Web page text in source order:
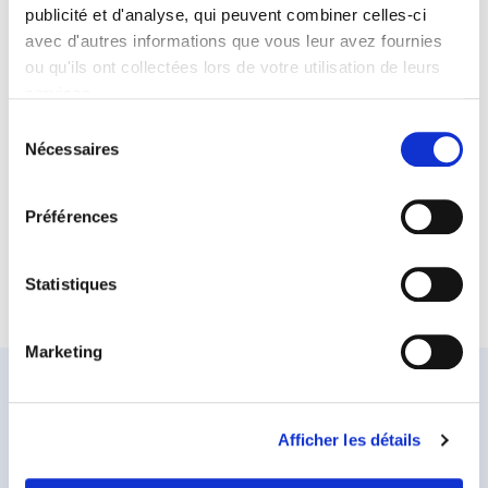
publicité et d'analyse, qui peuvent combiner celles-ci
avec d'autres informations que vous leur avez fournies
ou qu'ils ont collectées lors de votre utilisation de leurs
Nécessaires
Préférences
Statistiques
Marketing
Afficher les détails
Ergonomie
SOLUTIONS